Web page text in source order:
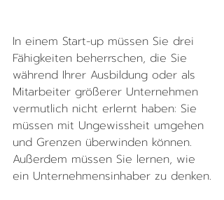
In einem Start-up müssen Sie drei
Fähigkeiten beherrschen, die Sie
während Ihrer Ausbildung oder als
Mitarbeiter größerer Unternehmen
vermutlich nicht erlernt haben: Sie
müssen mit Ungewissheit umgehen
und Grenzen überwinden können.
Außerdem müssen Sie lernen, wie
ein Unternehmensinhaber zu denken.